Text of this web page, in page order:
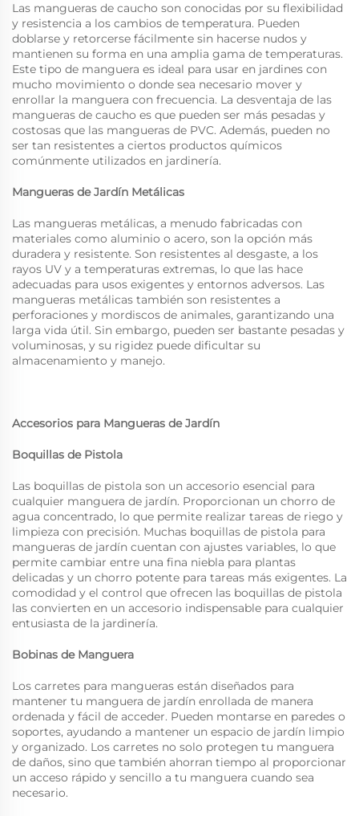
Las mangueras de caucho son conocidas por su flexibilidad
y resistencia a los cambios de temperatura. Pueden
doblarse y retorcerse fácilmente sin hacerse nudos y
mantienen su forma en una amplia gama de temperaturas.
Este tipo de manguera es ideal para usar en jardines con
mucho movimiento o donde sea necesario mover y
enrollar la manguera con frecuencia. La desventaja de las
mangueras de caucho es que pueden ser más pesadas y
costosas que las mangueras de PVC. Además, pueden no
ser tan resistentes a ciertos productos químicos
comúnmente utilizados en jardinería.
Mangueras de Jardín Metálicas
Las mangueras metálicas, a menudo fabricadas con
materiales como aluminio o acero, son la opción más
duradera y resistente. Son resistentes al desgaste, a los
rayos UV y a temperaturas extremas, lo que las hace
adecuadas para usos exigentes y entornos adversos. Las
mangueras metálicas también son resistentes a
perforaciones y mordiscos de animales, garantizando una
larga vida útil. Sin embargo, pueden ser bastante pesadas y
voluminosas, y su rigidez puede dificultar su
almacenamiento y manejo.
Accesorios para Mangueras de Jardín
Boquillas de Pistola
Las boquillas de pistola son un accesorio esencial para
cualquier manguera de jardín. Proporcionan un chorro de
agua concentrado, lo que permite realizar tareas de riego y
limpieza con precisión. Muchas boquillas de pistola para
mangueras de jardín cuentan con ajustes variables, lo que
permite cambiar entre una fina niebla para plantas
delicadas y un chorro potente para tareas más exigentes. La
comodidad y el control que ofrecen las boquillas de pistola
las convierten en un accesorio indispensable para cualquier
entusiasta de la jardinería.
Bobinas de Manguera
Los carretes para mangueras están diseñados para
mantener tu manguera de jardín enrollada de manera
ordenada y fácil de acceder. Pueden montarse en paredes o
soportes, ayudando a mantener un espacio de jardín limpio
y organizado. Los carretes no solo protegen tu manguera
de daños, sino que también ahorran tiempo al proporcionar
un acceso rápido y sencillo a tu manguera cuando sea
necesario.